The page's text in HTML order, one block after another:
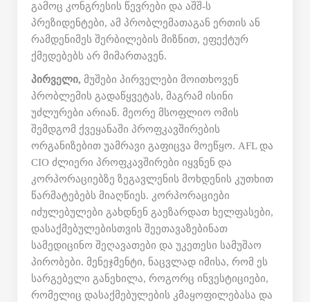
გამოც კონგრესის წევრები და აშშ-ს
პრეზიდენტები, ამ პრობლემათაგან ერთის ან
რამდენიმეს შერბილების მიზნით, ეფექტურ
ქმედებებს არ მიმართავენ.
პირველი, მუშები პირველები მოითხოვენ
პრობლემის გადაწყვეტას, მაგრამ ისინი
უძლურები არიან. მეორე მსოფლიო ომის
შემდგომ ქვეყანაში პროფკავშირების
ორგანიზებით უამრავი გაფიცვა მოეწყო. AFL და
CIO ძლიერი პროფკავშირები იყვნენ და
კორპორაციებზე ზეგავლენის მოხდენის კუთხით
წარმატებებს მიაღწიეს. კორპორაციები
იძულებულები გახდნენ გაეზარდათ ხელფასები,
დასაქმებულებისთვის შეეთავაზებინათ
სამედიცინო შეღავათები და უკეთესი სამუშაო
პირობები. მენეჯმენტი, ნაცვლად იმისა, რომ ეს
სარგებელი განეხილა, როგორც ინვესტიციები,
რომელიც დასაქმებულების კმაყოფილებასა და